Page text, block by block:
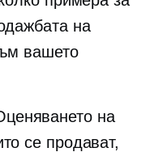
на
вашето
на
се продават,